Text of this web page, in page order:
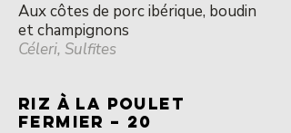
Aux côtes de porc ibérique, boudin
et champignons
Céleri, Sulfites
RIZ à la POULET
FERMIER – 20